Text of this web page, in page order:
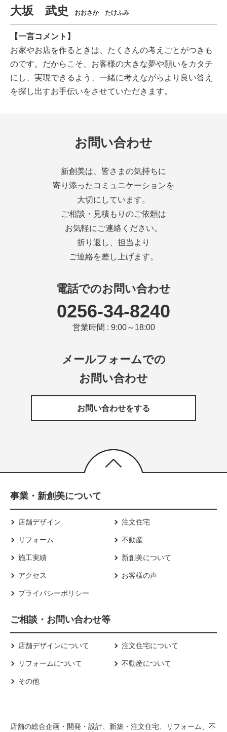
大坂 武史 おおさか たけふみ
【一言コメント】
お家やお店を作るときは、たくさんの考えごとがつきも
のです。だからこそ、お客様の大きな夢や願いをカタチ
にし、実現できるよう、一緒に考えながらより良い答え
を探し出すお手伝いをさせていただきます。
お問い合わせ
新創美は、皆さまの気持ちに
寄り添ったコミュニケーションを
大切にしています。
ご相談・見積もりのご依頼は
お気軽にご連絡ください。
折り返し、担当より
ご連絡を差し上げます。
電話でのお問い合わせ
0256-34-8240
営業時間 : 9:00～18:00
メールフォームでの
お問い合わせ
お問い合わせをする
事業・新創美について
店舗デザイン 注文住宅
リフォーム 不動産
施工実績 新創美について
アクセス お客様の声
プライバシーポリシー
ご相談・お問い合わせ等
店舗デザインについて 注文住宅について
リフォームについて 不動産について
その他
店舗の総合企画・開発・設計、新築・注文住宅、リフォーム、不